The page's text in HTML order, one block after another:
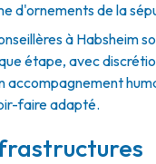
d'ornements de la
à Habsheim
étape, avec
accompagnement
faire adapté.